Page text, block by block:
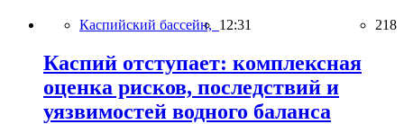
Каспийский бассейн, 12:31 218
Каспий отступает: комплексная
оценка рисков, последствий и
уязвимостей водного баланса